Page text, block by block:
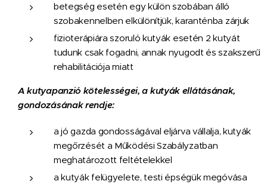
betegség esetén egy külön szobában álló
szobakennelben elkülönítjük, karanténba zárjuk
fizioterápiára szoruló kutyák esetén 2 kutyát
tudunk csak fogadni, annak nyugodt és szakszerű
rehabilitációja miatt
A kutyapanzió kötelességei, a kutyák ellátásának,
gondozásának rendje:
a jó gazda gondosságával eljárva vállalja, kutyák
megőrzését a Működési Szabályzatban
meghatározott feltételekkel
a kutyák felügyelete, testi épségük megóvása